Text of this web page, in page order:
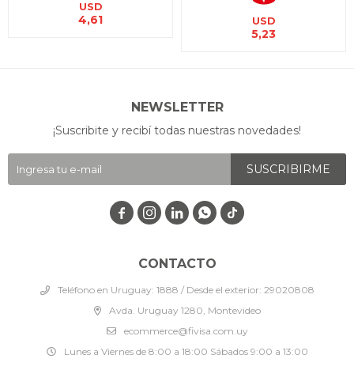
USD
4,61 USD
5,23
CONTACTO
Teléfono en Uruguay: 1888 / Desde el exterior: 29020808
Avda. Uruguay 1280, Montevideo
ecommerce@fivisa.com.uy
Lunes a Viernes de 8:00 a 18:00 Sábados 9:00 a 13:00
NEWSLETTER
¡Suscribite y recibí todas nuestras novedades!
SUSCRIBIRME
   